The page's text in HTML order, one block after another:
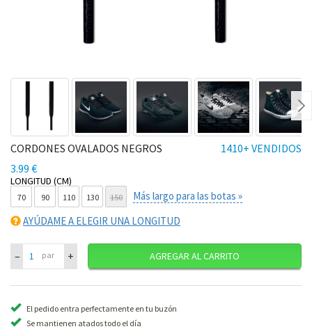
1410+ VENDIDOS
CORDONES OVALADOS NEGROS
3.99 €
LONGITUD (CM)
70 90 110 130 150
Más largo para las botas »
AYÚDAME A ELEGIR UNA LONGITUD
– par + AGREGAR AL CARRITO
El pedido entra perfectamente en tu buzón
Se mantienen atados todo el día